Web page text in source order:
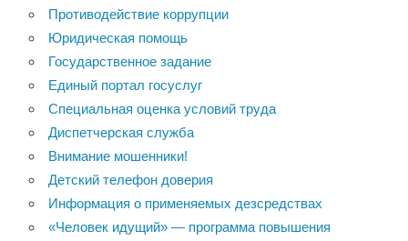
Противодействие коррупции
Юридическая помощь
Государственное задание
Единый портал госуслуг
Специальная оценка условий труда
Диспетчерская служба
Внимание мошенники!
Детский телефон доверия
Информация о применяемых дезсредствах
«Человек идущий» — программа повышения